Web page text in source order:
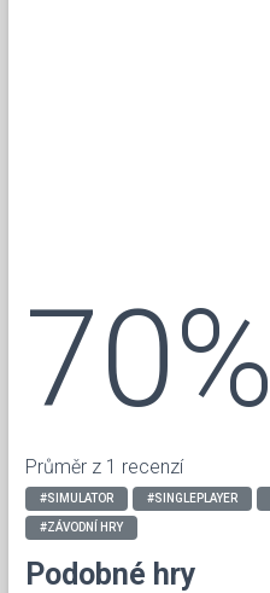
70%
Průměr z 1 recenzí
#SIMULATOR #SINGLEPLAYER
#ZÁVODNÍ HRY
Podobné hry